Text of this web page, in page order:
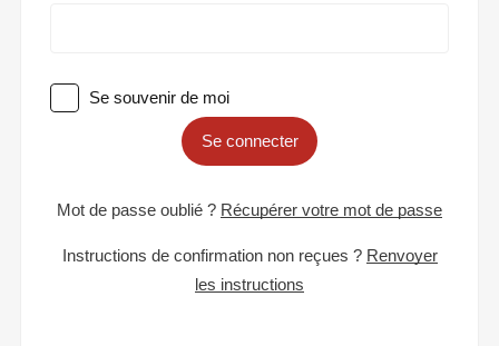
Se souvenir de moi
Se connecter
Mot de passe oublié ? Récupérer votre mot de passe
Instructions de confirmation non reçues ? Renvoyer
les instructions